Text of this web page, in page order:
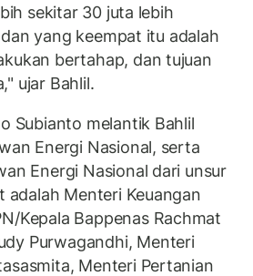
sekitar 30 juta lebih
yang keempat itu adalah
bertahap, dan tujuan
ujar Bahlil.
Subianto melantik Bahlil
Energi Nasional, serta
Energi Nasional dari unsur
Menteri Keuangan
Kepala Bappenas Rachmat
Purwagandhi, Menteri
Menteri Pertanian